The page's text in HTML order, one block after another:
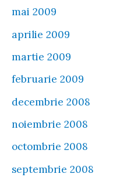
mai 2009
aprilie 2009
martie 2009
februarie 2009
decembrie 2008
noiembrie 2008
octombrie 2008
septembrie 2008